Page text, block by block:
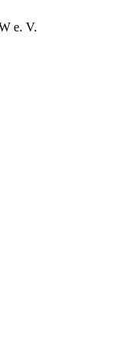
e. V.